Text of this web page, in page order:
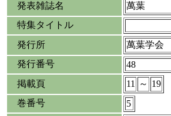
発表雑誌名
萬葉
特集タイトル
発行所
萬葉学会
発行番号
48
掲載頁
11 ～ 19
巻番号
5